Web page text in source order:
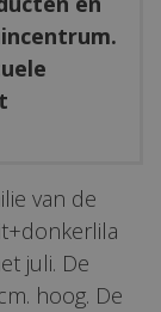
van de
juli. De
hoog. De